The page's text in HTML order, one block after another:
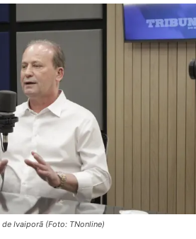
Ivaiporã (Foto: TNonline)